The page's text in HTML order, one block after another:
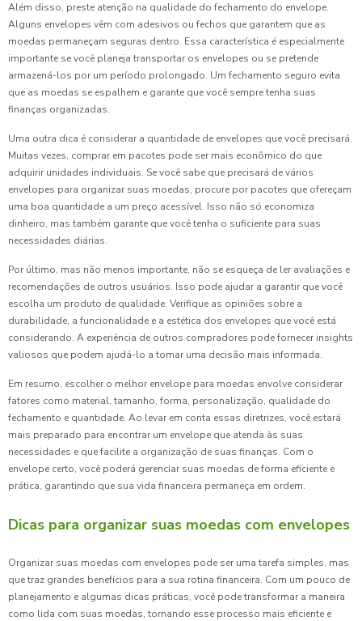
Além disso, preste atenção na qualidade do fechamento do envelope.
Alguns envelopes vêm com adesivos ou fechos que garantem que as
moedas permaneçam seguras dentro. Essa característica é especialmente
importante se você planeja transportar os envelopes ou se pretende
armazená-los por um período prolongado. Um fechamento seguro evita
que as moedas se espalhem e garante que você sempre tenha suas
finanças organizadas.
Uma outra dica é considerar a quantidade de envelopes que você precisará.
Muitas vezes, comprar em pacotes pode ser mais econômico do que
adquirir unidades individuais. Se você sabe que precisará de vários
envelopes para organizar suas moedas, procure por pacotes que ofereçam
uma boa quantidade a um preço acessível. Isso não só economiza
dinheiro, mas também garante que você tenha o suficiente para suas
necessidades diárias.
Por último, mas não menos importante, não se esqueça de ler avaliações e
recomendações de outros usuários. Isso pode ajudar a garantir que você
escolha um produto de qualidade. Verifique as opiniões sobre a
durabilidade, a funcionalidade e a estética dos envelopes que você está
considerando. A experiência de outros compradores pode fornecer insights
valiosos que podem ajudá-lo a tomar uma decisão mais informada.
Em resumo, escolher o melhor envelope para moedas envolve considerar
fatores como material, tamanho, forma, personalização, qualidade do
fechamento e quantidade. Ao levar em conta essas diretrizes, você estará
mais preparado para encontrar um envelope que atenda às suas
necessidades e que facilite a organização de suas finanças. Com o
envelope certo, você poderá gerenciar suas moedas de forma eficiente e
prática, garantindo que sua vida financeira permaneça em ordem.
Dicas para organizar suas moedas com envelopes
Organizar suas moedas com envelopes pode ser uma tarefa simples, mas
que traz grandes benefícios para a sua rotina financeira. Com um pouco de
planejamento e algumas dicas práticas, você pode transformar a maneira
como lida com suas moedas, tornando esse processo mais eficiente e